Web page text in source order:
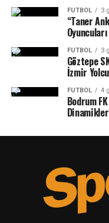
FUTBOL 3
“Taner
FUTBOL 3
Göztepe
İzmir
FUTBOL 4
Bodrum